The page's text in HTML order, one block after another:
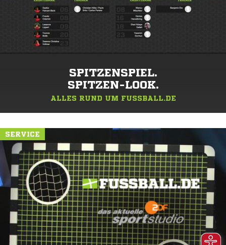
SPITZENSPIEL.
SPITZEN-LOOK.
ALLES RUND UM FUSSBALL.DE
SERVICE